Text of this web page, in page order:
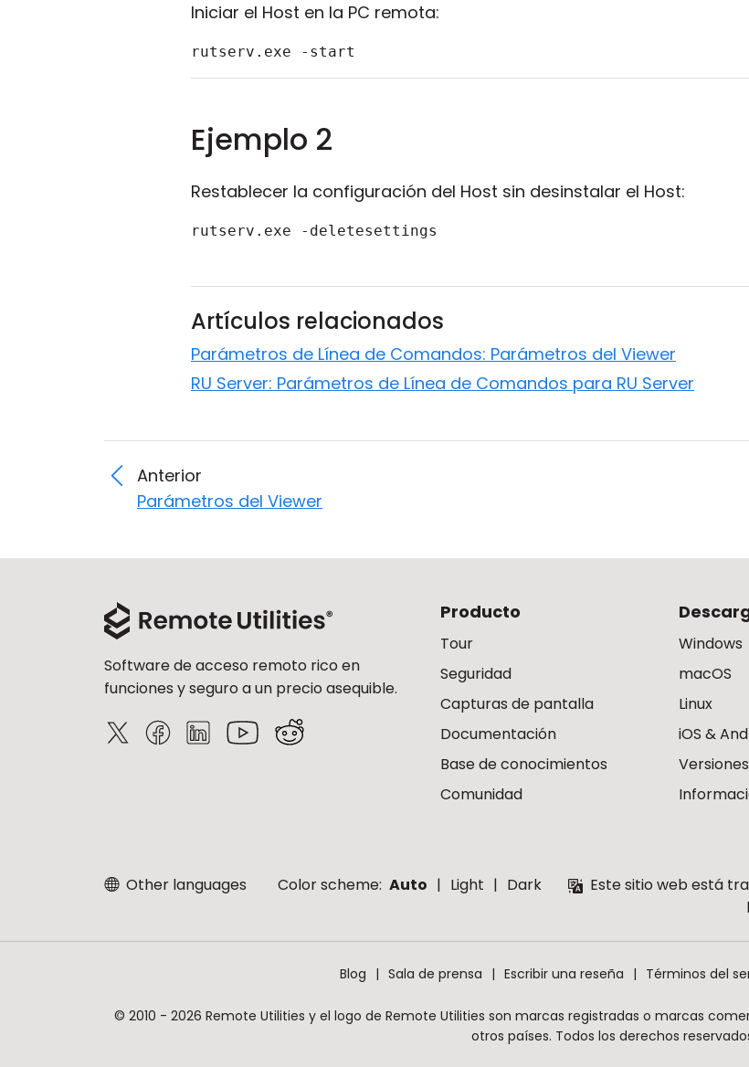
Iniciar el Host en la PC remota:
rutserv.exe -start
Ejemplo 2
Restablecer la configuración del Host sin desinstalar el Host:
rutserv.exe -deletesettings
Artículos relacionados
Parámetros de Línea de Comandos: Parámetros del Viewer
RU Server: Parámetros de Línea de Comandos para RU Server
Anterior
Parámetros del Viewer
Software de acceso remoto rico en
funciones y seguro a un precio asequible.
Producto
Tour
Seguridad
Capturas de pantalla
Documentación
Base de conocimientos
Comunidad
Windows
macOS
Linux
iOS &
Other languages Color scheme: Auto Light Dark
Este sitio web está
Blog Sala de prensa Escribir una reseña Términos del
© 2010 - 2026 Remote Utilities y el logo de Remote Utilities son marcas registradas o marcas
otros países. Todos los derechos